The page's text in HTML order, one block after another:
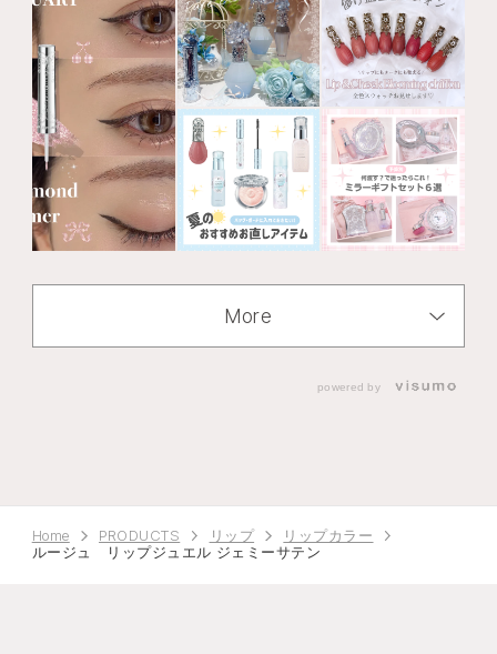
More
powered by
Home PRODUCTS リップ
リップカラー
ルージュ リップジュエル ジェミーサテン